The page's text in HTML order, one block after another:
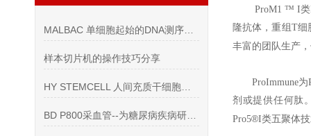
样本切片机的操作技巧分享
ProM1™ I类
隆抗体，重组T
丰富的团队生产
ProImmune为
剂或提供任何肽
Pro5®I类五聚体